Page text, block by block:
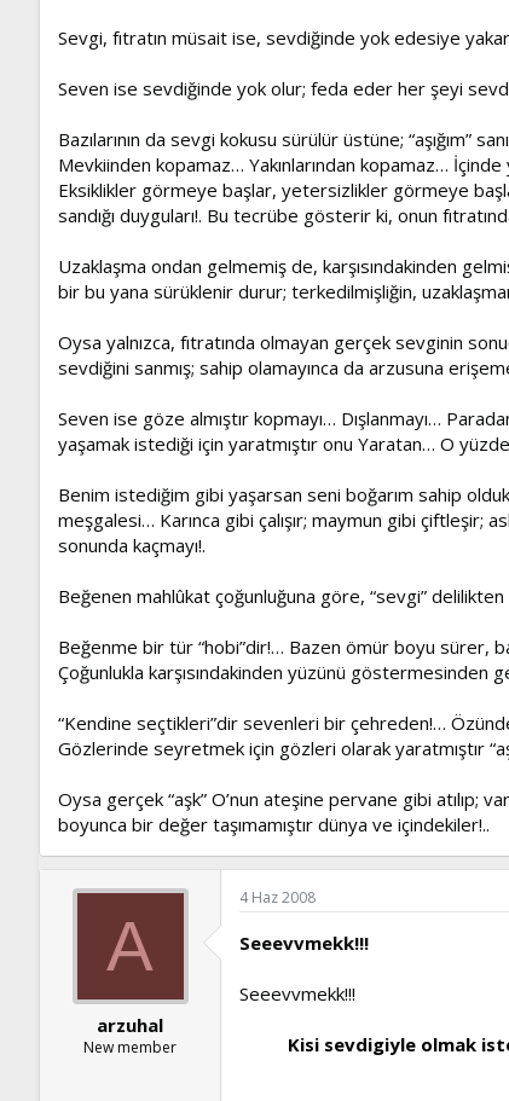
Sevgi, fıtratın müsait ise, sevdiğinde yok edesiye
Seven ise sevdiğinde yok olur; feda eder her şeyi
Bazılarının da sevgi kokusu sürülür üstüne; “aşığım”
Mevkiinden kopamaz… Yakınlarından kopamaz…
Eksiklikler görmeye başlar, yetersizlikler görmeye
sandığı duyguları!. Bu tecrübe gösterir ki, onun
Uzaklaşma ondan gelmemiş de, karşısındakinden
bir bu yana sürüklenir durur; terkedilmişliğin,
Oysa yalnızca, fıtratında olmayan gerçek sevginin
sevdiğini sanmış; sahip olamayınca da arzusuna
Seven ise göze almıştır kopmayı… Dışlanmayı…
yaşamak istediği için yaratmıştır onu Yaratan… O
Benim istediğim gibi yaşarsan seni boğarım sahip
meşgalesi… Karınca gibi çalışır; maymun gibi çiftleşir;
sonunda kaçmayı!.
Beğenen mahlûkat çoğunluğuna göre, “sevgi”
Beğenme bir tür “hobi”dir!… Bazen ömür boyu sürer,
Çoğunlukla karşısındakinden yüzünü göstermesinden
“Kendine seçtikleri”dir sevenleri bir çehreden!…
Gözlerinde seyretmek için gözleri olarak yaratmıştır
Oysa gerçek “aşk” O’nun ateşine pervane gibi atılıp;
boyunca bir değer taşımamıştır dünya ve içindekiler!..
A
arzuhal
New member
4 Haz 2008
Seeevvmekk!!!
Seeevvmekk!!!
Kisi sevdigiyle olmak